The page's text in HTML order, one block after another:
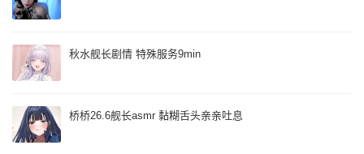
秋水舰长剧情 特殊服务9min
桥桥26.6舰长asmr 黏糊舌头亲亲吐息